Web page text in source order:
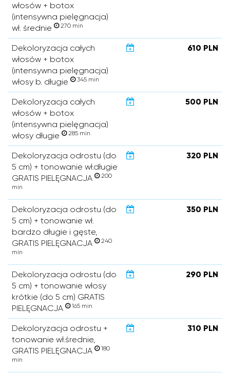
włosów + botox
(intensywna pielęgnacja)
wł. średnie
270 min
Dekoloryzacja całych
włosów + botox
(intensywna pielęgnacja)
włosy b. długie
345 min
610 PLN
Dekoloryzacja całych
włosów + botox
(intensywna pielęgnacja)
włosy długie
285 min
500 PLN
Dekoloryzacja odrostu (do
5 cm) + tonowanie wł.długie
GRATIS PIELĘGNACJA
200
min
320 PLN
Dekoloryzacja odrostu (do
5 cm) + tonowanie wł.
bardzo długie i gęste,
GRATIS PIELĘGNACJA
240
min
350 PLN
Dekoloryzacja odrostu (do
5 cm) + tonowanie włosy
krótkie (do 5 cm) GRATIS
PIELĘGNACJA
165 min
290 PLN
Dekoloryzacja odrostu +
tonowanie wł.średnie,
GRATIS PIELĘGNACJA
180
min
310 PLN